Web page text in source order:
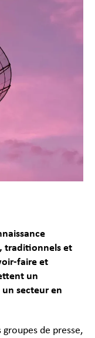
traditionnels et
faire et
un
secteur en
de presse,